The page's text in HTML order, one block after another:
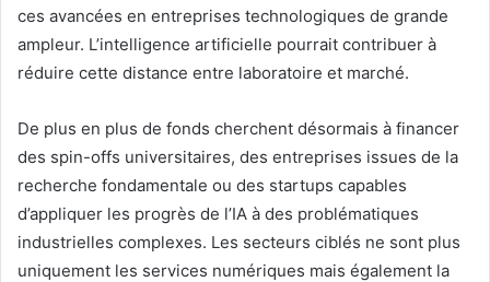
ces avancées en entreprises technologiques de grande
ampleur. L’intelligence artificielle pourrait contribuer à
réduire cette distance entre laboratoire et marché.
De plus en plus de fonds cherchent désormais à financer
des spin-offs universitaires, des entreprises issues de la
recherche fondamentale ou des startups capables
d’appliquer les progrès de l’IA à des problématiques
industrielles complexes. Les secteurs ciblés ne sont plus
uniquement les services numériques mais également la